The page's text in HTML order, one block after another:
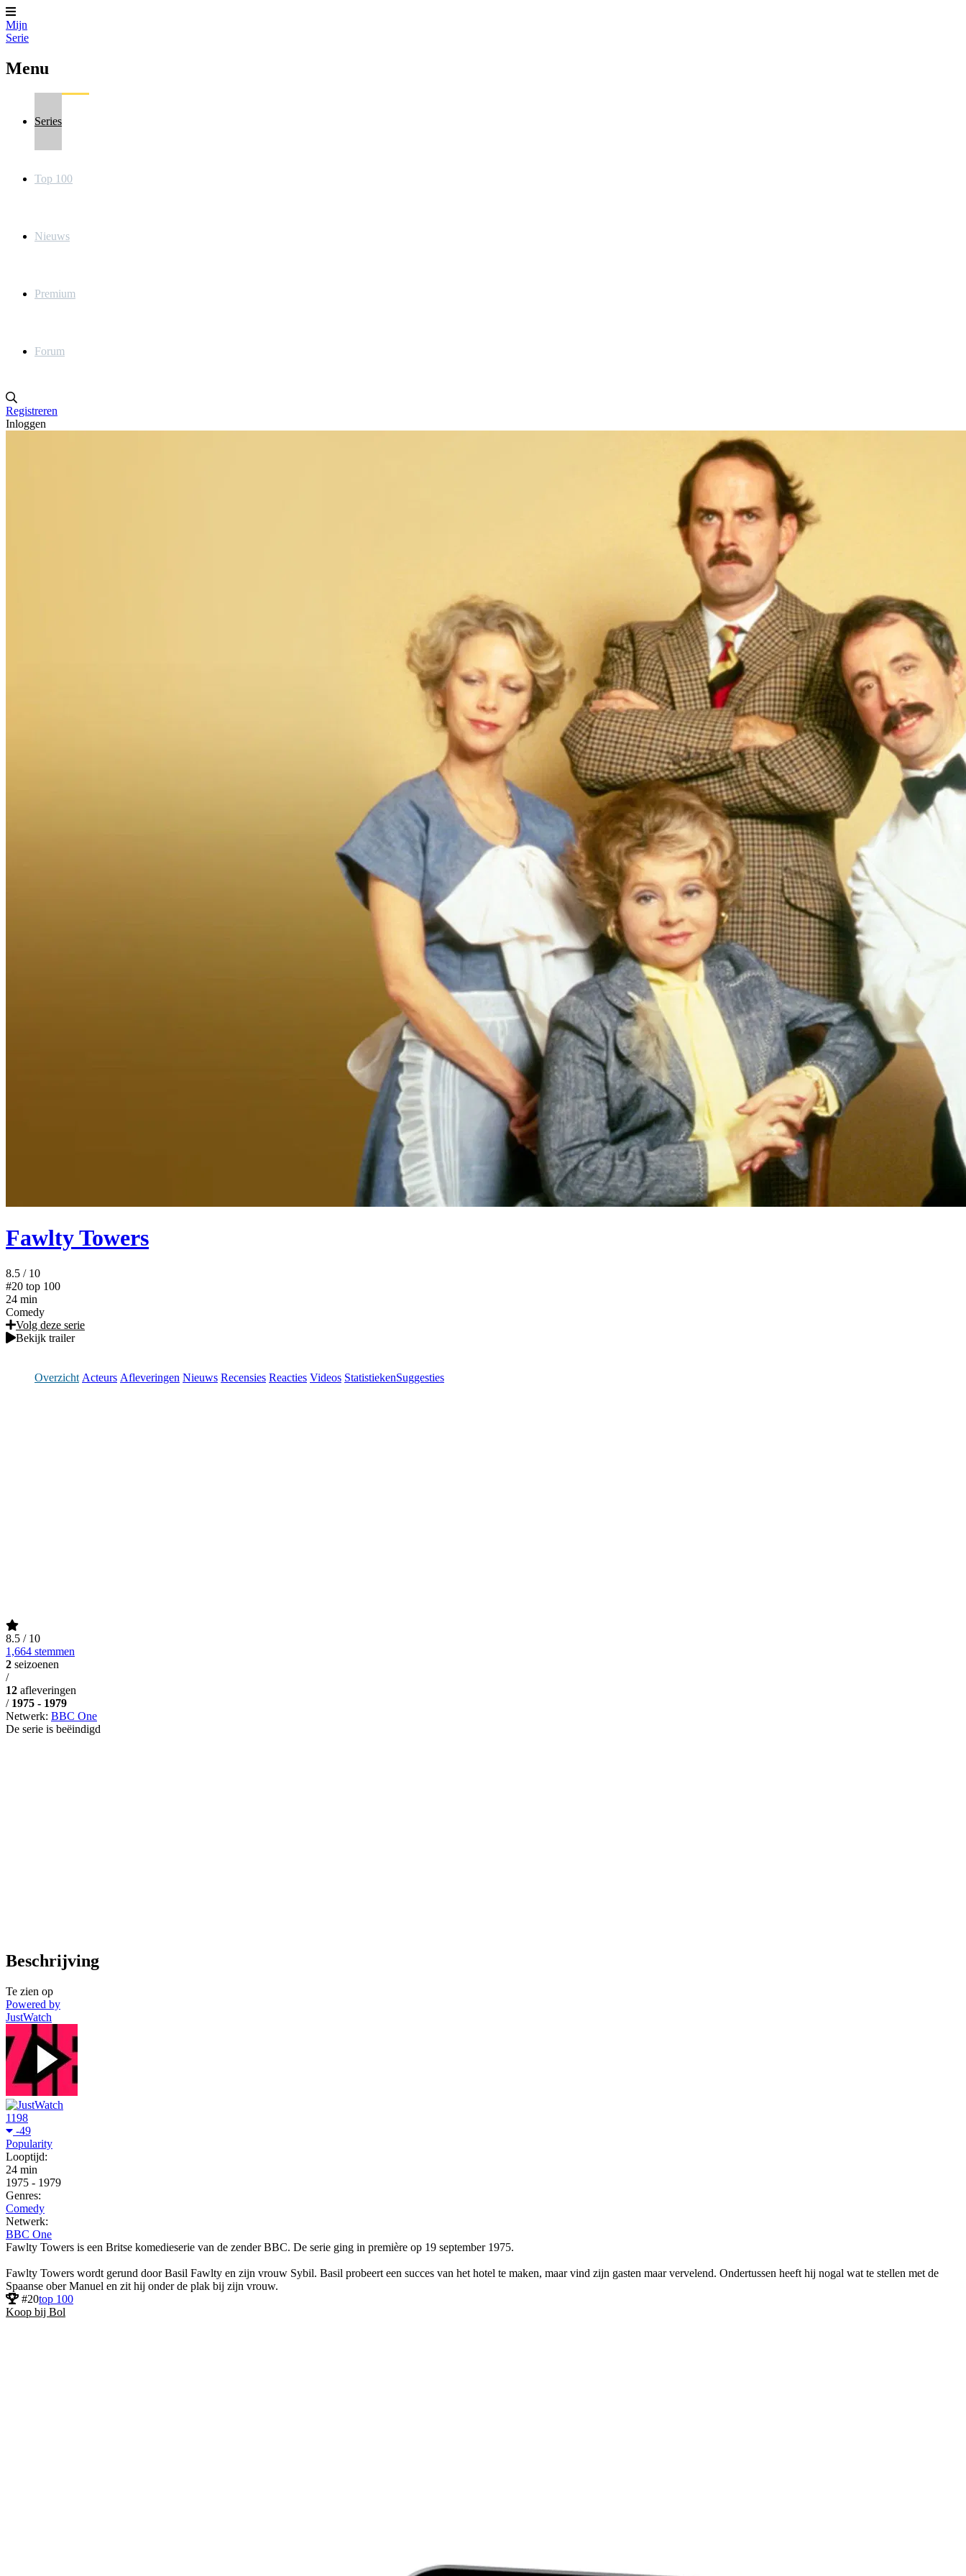
Mijn
Serie
Menu
Series
Top 100
Nieuws
Premium
Forum
Registreren
Inloggen
Fawlty Towers
8.5 / 10
#20 top 100
24 min
Comedy
Volg deze serie
Bekijk trailer
Overzicht Acteurs Afleveringen Nieuws Recensies Reacties Videos StatistiekenSuggesties
8.5 / 10
1,664 stemmen
2 seizoenen
/
12 afleveringen
/ 1975 - 1979
Netwerk: BBC One
De serie is beëindigd
Beschrijving
Te zien op
Powered by
JustWatch
1198
-49
Popularity
Looptijd:
24 min
1975 - 1979
Genres:
Comedy
Netwerk:
BBC One
Fawlty Towers is een Britse komedieserie van de zender BBC. De serie ging in première op 19 september 1975.
Fawlty Towers wordt gerund door Basil Fawlty en zijn vrouw Sybil. Basil probeert een succes van het hotel te maken, maar vind zijn gasten maar vervelend. Ondertussen heeft hij nogal wat te stellen met de
Spaanse ober Manuel en zit hij onder de plak bij zijn vrouw.
#20top 100
Koop bij Bol